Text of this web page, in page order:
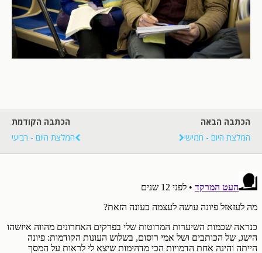
הכתבה הקודמת
המלצת היום - רביעי
הכתבה הבאה
המלצת היום - חמישי